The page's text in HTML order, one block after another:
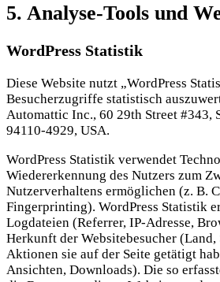
5. Analyse-Tools und
WordPress Statistik
Diese Website nutzt „WordPress
Besucherzugriffe statistisch
Automattic Inc., 60 29th Street #343,
94110-4929, USA.
WordPress Statistik verwendet
Wiedererkennung des Nutzers zum
Nutzerverhaltens ermöglichen (z. B.
Fingerprinting). WordPress Statistik
Logdateien (Referrer, IP-Adresse,
Herkunft der Websitebesucher (Land,
Aktionen sie auf der Seite getätigt
Ansichten, Downloads). Die so